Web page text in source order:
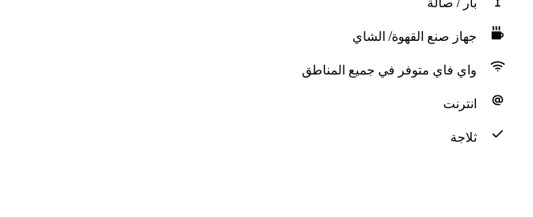
جهاز صنع القهوة/ الشاي
واي فاي متوفر في جميع المناطق
انترنت
ثلاجة